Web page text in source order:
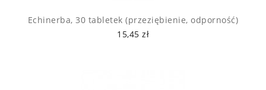
Echinerba, 30 tabletek (przeziębienie, odporność)
15,45 zł